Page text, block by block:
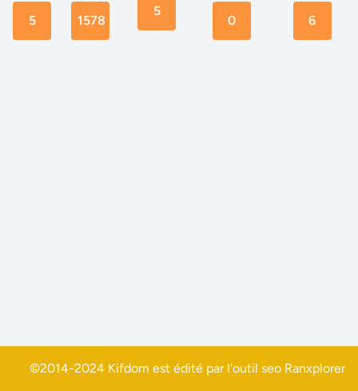
5
1578
5
0
6
©2014-2024 Kifdom est édité par l'outil seo Ranxplorer